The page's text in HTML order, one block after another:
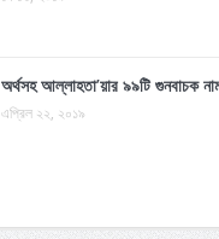
অর্থসহ আল্লাহতা’য়ার ৯৯টি গুনবাচক
এপ্রিল ২২, ২০১৯